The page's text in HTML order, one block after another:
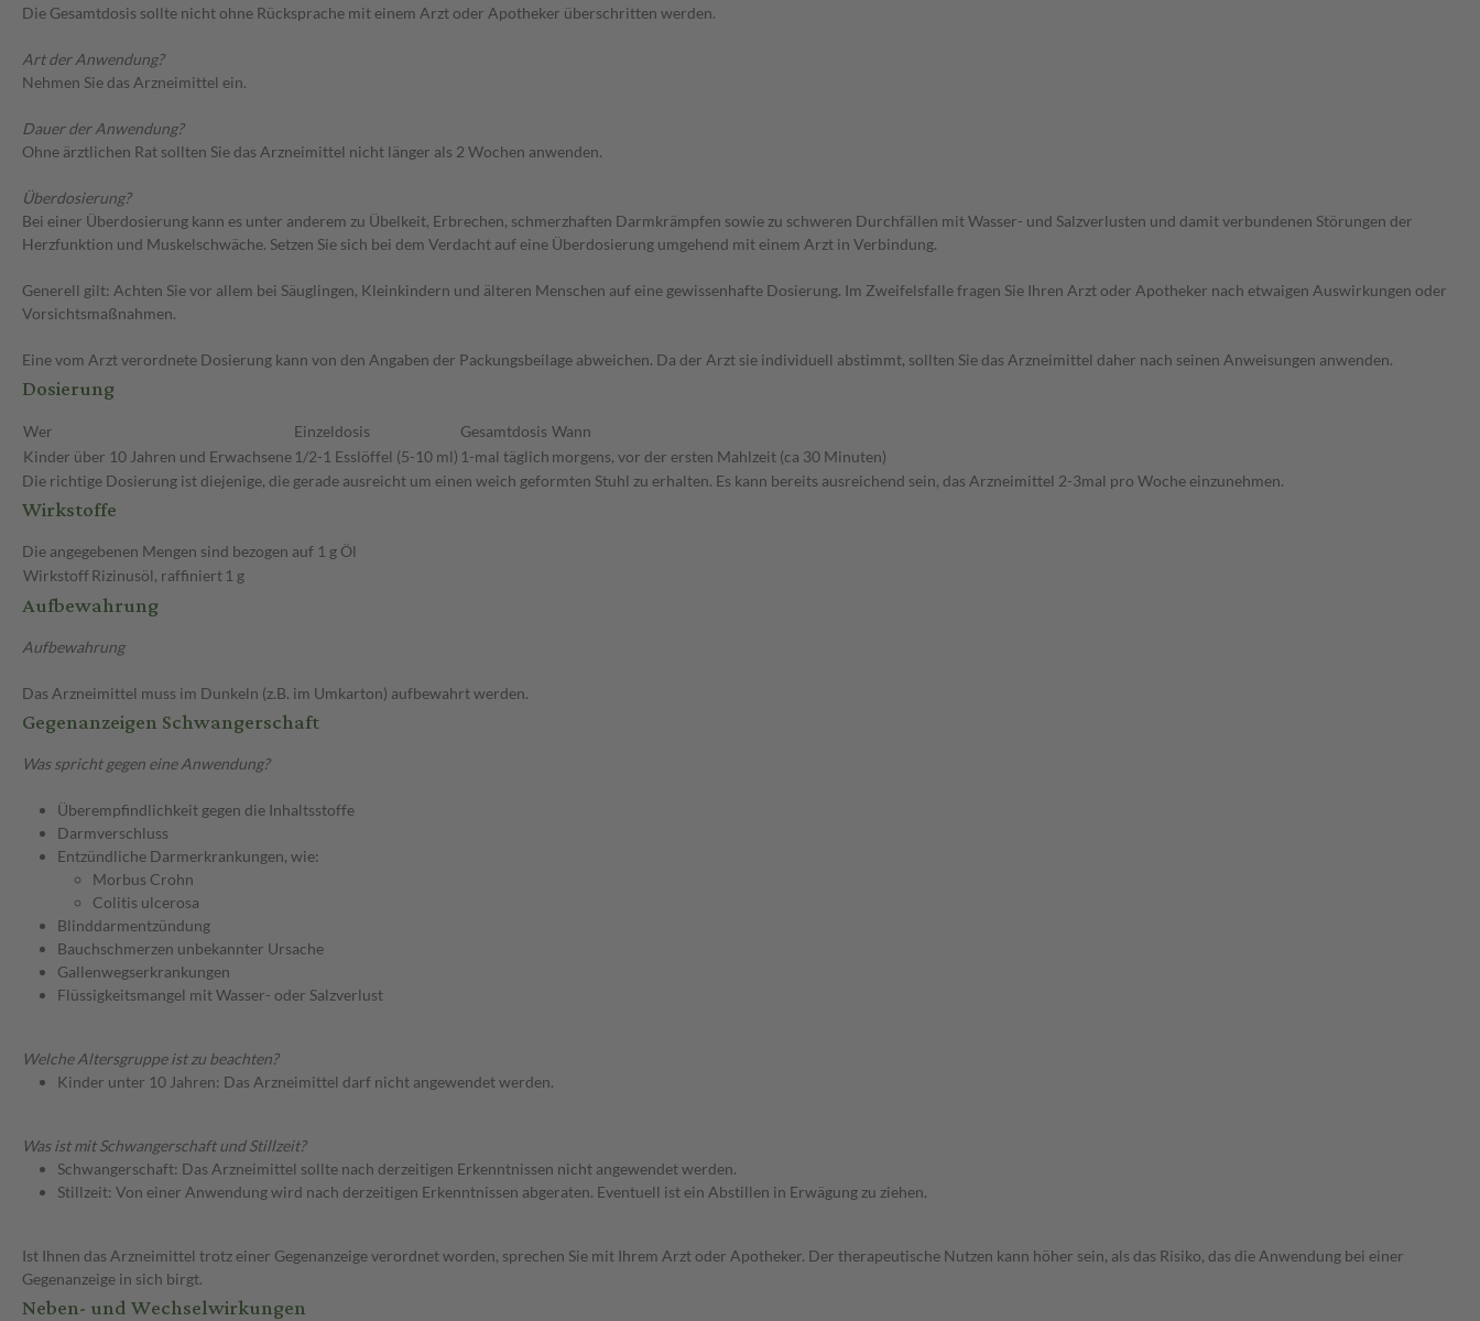
Die Gesamtdosis sollte nicht ohne Rücksprache mit einem Arzt oder Apotheker überschritten werden.
Art der Anwendung?
Nehmen Sie das Arzneimittel ein.
Dauer der Anwendung?
Ohne ärztlichen Rat sollten Sie das Arzneimittel nicht länger als 2 Wochen anwenden.
Überdosierung?
Bei einer Überdosierung kann es unter anderem zu Übelkeit, Erbrechen, schmerzhaften Darmkrämpfen sowie zu schweren Durchfällen mit Wasser- und Salzverlusten und damit verbundenen Störungen der
Herzfunktion und Muskelschwäche. Setzen Sie sich bei dem Verdacht auf eine Überdosierung umgehend mit einem Arzt in Verbindung.
Generell gilt: Achten Sie vor allem bei Säuglingen, Kleinkindern und älteren Menschen auf eine gewissenhafte Dosierung. Im Zweifelsfalle fragen Sie Ihren Arzt oder Apotheker nach etwaigen Auswirkungen oder
Vorsichtsmaßnahmen.
Eine vom Arzt verordnete Dosierung kann von den Angaben der Packungsbeilage abweichen. Da der Arzt sie individuell abstimmt, sollten Sie das Arzneimittel daher nach seinen Anweisungen anwenden.
Dosierung
Wer Einzeldosis Gesamtdosis Wann
Kinder über 10 Jahren und Erwachsene 1/2-1 Esslöffel (5-10 ml) 1-mal täglich morgens, vor der ersten Mahlzeit (ca 30 Minuten)
Die richtige Dosierung ist diejenige, die gerade ausreicht um einen weich geformten Stuhl zu erhalten. Es kann bereits ausreichend sein, das Arzneimittel 2-3mal pro Woche einzunehmen.
Wirkstoffe
Die angegebenen Mengen sind bezogen auf 1 g Öl
WirkstoffRizinusöl, raffiniert 1 g
Aufbewahrung
Aufbewahrung
Das Arzneimittel muss im Dunkeln (z.B. im Umkarton) aufbewahrt werden.
Gegenanzeigen Schwangerschaft
Was spricht gegen eine Anwendung?
Überempfindlichkeit gegen die Inhaltsstoffe
Darmverschluss
Entzündliche Darmerkrankungen, wie:
Morbus Crohn
Colitis ulcerosa
Blinddarmentzündung
Bauchschmerzen unbekannter Ursache
Gallenwegserkrankungen
Flüssigkeitsmangel mit Wasser- oder Salzverlust
Welche Altersgruppe ist zu beachten?
Kinder unter 10 Jahren: Das Arzneimittel darf nicht angewendet werden.
Was ist mit Schwangerschaft und Stillzeit?
Schwangerschaft: Das Arzneimittel sollte nach derzeitigen Erkenntnissen nicht angewendet werden.
Stillzeit: Von einer Anwendung wird nach derzeitigen Erkenntnissen abgeraten. Eventuell ist ein Abstillen in Erwägung zu ziehen.
Ist Ihnen das Arzneimittel trotz einer Gegenanzeige verordnet worden, sprechen Sie mit Ihrem Arzt oder Apotheker. Der therapeutische Nutzen kann höher sein, als das Risiko, das die Anwendung bei einer
Gegenanzeige in sich birgt.
Neben- und Wechselwirkungen